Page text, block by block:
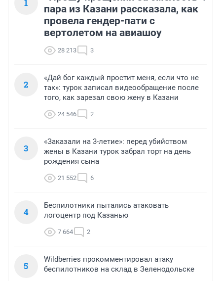
1
пара из Казани рассказала, как
провела гендер-пати с
вертолетом на авиашоу
28 213 3
2
«Дай бог каждый простит меня, если что не
так»: турок записал видеообращение после
того, как зарезал свою жену в Казани
24 546 2
3
«Заказали на 3-летие»: перед убийством
жены в Казани турок забрал торт на день
рождения сына
21 552 6
4
Беспилотники пытались атаковать
логоцентр под Казанью
7 664 2
5
Wildberries прокомментировал атаку
беспилотников на склад в Зеленодольске